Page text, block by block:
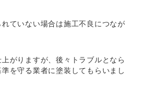
ていない場合は施工不良につなが
がりますが、後々トラブルとなら
を守る業者に塗装してもらいまし